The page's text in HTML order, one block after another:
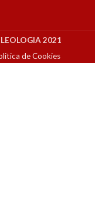
2021
de Cookies